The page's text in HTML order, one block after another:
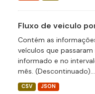
Fluxo de veiculo
Contém as
veículos que
informado e no
mês. (Descontinuado)...
CSV JSON